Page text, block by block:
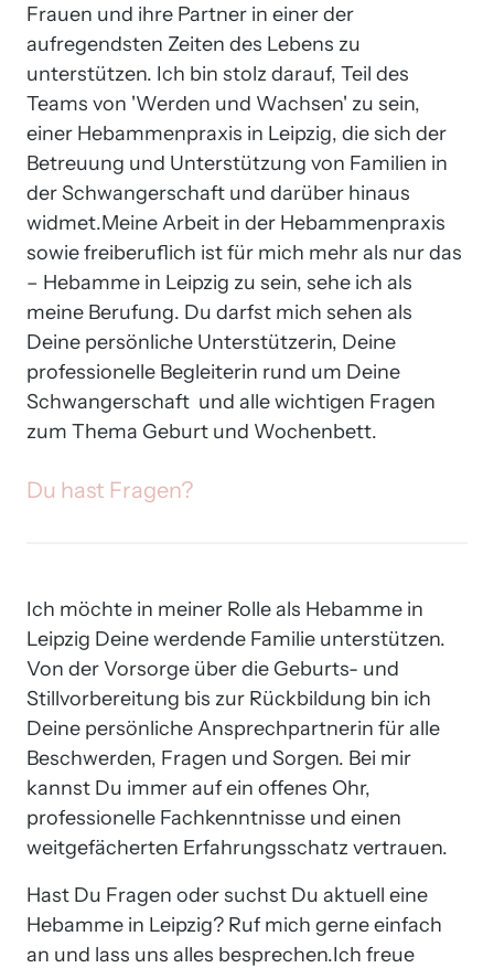
Frauen und ihre Partner in einer der
aufregendsten Zeiten des Lebens zu
unterstützen. Ich bin stolz darauf, Teil des
Teams von 'Werden und Wachsen' zu sein,
einer Hebammenpraxis in Leipzig, die sich der
Betreuung und Unterstützung von Familien in
der Schwangerschaft und darüber hinaus
widmet.Meine Arbeit in der Hebammenpraxis
sowie freiberuflich ist für mich mehr als nur das
– Hebamme in Leipzig zu sein, sehe ich als
meine Berufung. Du darfst mich sehen als
Deine persönliche Unterstützerin, Deine
professionelle Begleiterin rund um Deine
Schwangerschaft  und alle wichtigen Fragen
zum Thema Geburt und Wochenbett.
Du hast Fragen?
Ich möchte in meiner Rolle als Hebamme in
Leipzig Deine werdende Familie unterstützen.
Von der Vorsorge über die Geburts- und
Stillvorbereitung bis zur Rückbildung bin ich
Deine persönliche Ansprechpartnerin für alle
Beschwerden, Fragen und Sorgen. Bei mir
kannst Du immer auf ein offenes Ohr,
professionelle Fachkenntnisse und einen
weitgefächerten Erfahrungsschatz vertrauen.
Hast Du Fragen oder suchst Du aktuell eine
Hebamme in Leipzig? Ruf mich gerne einfach
an und lass uns alles besprechen.Ich freue